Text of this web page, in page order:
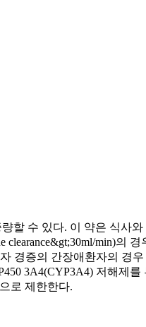
할 수 있다. 이 약은 식사
min)의
경증의 간장애환자의 경
3A4(CYP3A4) 저해제
로 제한한다.